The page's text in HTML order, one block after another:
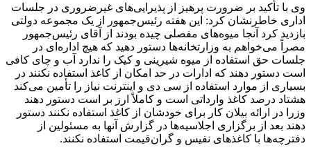
وی با تأکید بر ضرورت پرهیز از پذیرایی‌های غیرضروری در جلسات
اداری خاطرنشان کرد: این هفته رئیس‌جمهور از یک مجموعه دولتی
بازدید کرد آنجا میوه‌های مفصلی چیده بودند از آقای رئیس‌جمهور
مصراً می‌خواهم به وزارتخانه‌ها دستور دهید که هیچ اداره‌ای در
جلسات حق استفاده از میوه شیرینی و کیک را ندارد آب و چای کافی
است دستور دهند که ادارات در حد امکان از کاغذ استفاده نکنند در
بسیاری از موارد استفاده از سی دی و اینترنت نیاز را تأمین می‌کند
هشتاد درصد کاغذ وارداتی است و کاملاً ارز بر است دستور دهند
وزرا در ارائه بیلان کار برای خودشان از کاغذ استفاده نکنند دستور
دهند بعد از برگزاری اجلاسیه‌ها در گزارش آنها به مسئولین از
دفترچه‌ها با کاغذهای نفیس و گران‌قیمت استفاده نکنند.